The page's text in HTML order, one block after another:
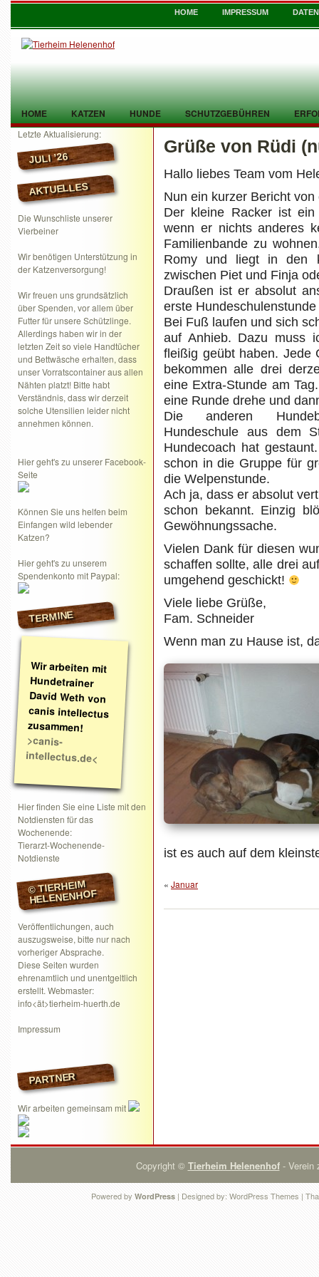
HOME IMPRESSUM
HOME KATZEN HUNDE SCHUTZGEBÜHREN
TIER GEFUNDEN KONTAKT
Letzte Aktualisierung:
JULI ’26
AKTUELLES
Die Wunschliste unserer
Vierbeiner
Wir benötigen Unterstützung in
der Katzenversorgung!
Wir freuen uns grundsätzlich
über Spenden, vor allem über
Futter für unsere Schützlinge.
Allerdings haben wir in der
letzten Zeit so viele Handtücher
und Bettwäsche erhalten, dass
unser Vorratscontainer aus allen
Nähten platzt! Bitte habt
Verständnis, dass wir derzeit
solche Utensilien leider nicht
annehmen können.
Hier geht's zu unserer Facebook-
Seite
Können Sie uns helfen beim
Einfangen wild lebender
Katzen?
Hier geht's zu unserem
Spendenkonto mit Paypal:
TERMINE
Wir arbeiten mit
Hundetrainer
David Weth von
canis intellectus
zusammen!
>canis-
intellectus.de<
Hier finden Sie eine Liste mit den
Notdiensten für das
Wochenende:
Tierarzt-Wochenende-
Notdienste
© TIERHEIM
HELENENHOF
Veröffentlichungen, auch
auszugsweise, bitte nur nach
vorheriger Absprache.
Diese Seiten wurden
ehrenamtlich und unentgeltlich
erstellt. Webmaster:
info<ät>tierheim-huerth.de
Impressum
PARTNER
Wir arbeiten gemeinsam mit
Grüße von Rüdi
Hallo liebes Team vom
Nun ein kurzer Bericht
Der kleine Racker ist
wenn er nichts anderes
Familienbande zu
Romy und liegt in den
zwischen Piet und Finja
Draußen ist er absolut
erste
Bei Fuß laufen und sich
auf Anhieb. Dazu muss
fleißig geübt haben. Jede
bekommen alle drei
eine Extra-Stunde am
eine Runde drehe und
Die anderen
Hundeschule aus dem
Hundecoach hat
schon in die Gruppe für
die Welpenstunde.
Ach ja, dass er absolut
schon bekannt. Einzig
Gewöhnungssache.
Vielen Dank für diesen
schaffen sollte, alle drei
umgehend geschickt!
Viele liebe Grüße,
Fam. Schneider
Wenn man zu Hause ist,
ist es auch auf dem
« Januar
Copyright © Tierheim Helenenhof- Verein
Powered by WordPress | Designed by: WordPress Themes |